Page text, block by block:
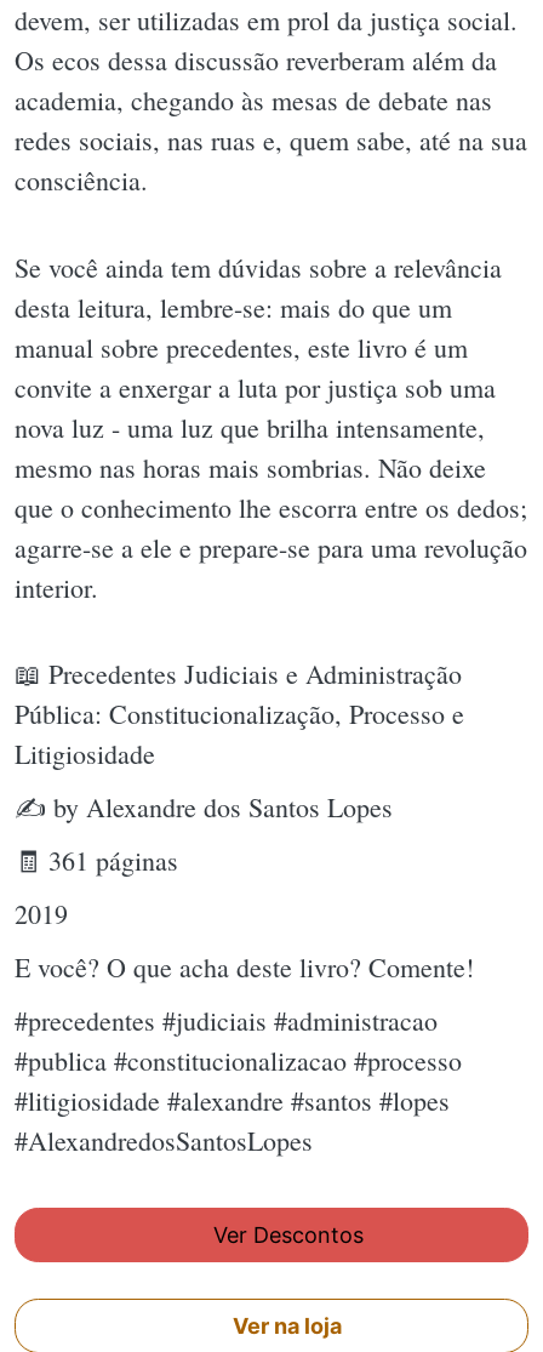
devem, ser utilizadas em prol da justiça social.
Os ecos dessa discussão reverberam além da
academia, chegando às mesas de debate nas
redes sociais, nas ruas e, quem sabe, até na sua
consciência.
Se você ainda tem dúvidas sobre a relevância
desta leitura, lembre-se: mais do que um
manual sobre precedentes, este livro é um
convite a enxergar a luta por justiça sob uma
nova luz - uma luz que brilha intensamente,
mesmo nas horas mais sombrias. Não deixe
que o conhecimento lhe escorra entre os dedos;
agarre-se a ele e prepare-se para uma revolução
interior.
📖 Precedentes Judiciais e Administração
Pública: Constitucionalização, Processo e
Litigiosidade
✍ by Alexandre dos Santos Lopes
🧾 361 páginas
2019
E você? O que acha deste livro? Comente!
#precedentes #judiciais #administracao
#publica #constitucionalizacao #processo
#litigiosidade #alexandre #santos #lopes
#AlexandredosSantosLopes
Ver Descontos
Ver na loja